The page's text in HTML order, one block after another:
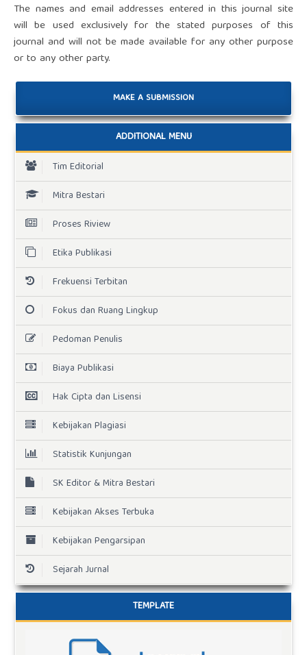
The names and email addresses entered in this journal site
will be used exclusively for the stated purposes of this
journal and will not be made available for any other purpose
or to any other party.
MAKE A SUBMISSION
ADDITIONAL MENU
Tim Editorial
Mitra Bestari
Proses Riview
Etika Publikasi
Frekuensi Terbitan
Fokus dan Ruang Lingkup
Pedoman Penulis
Biaya Publikasi
Hak Cipta dan Lisensi
Kebijakan Plagiasi
Statistik Kunjungan
SK Editor & Mitra Bestari
Kebijakan Akses Terbuka
Kebijakan Pengarsipan
Sejarah Jurnal
TEMPLATE